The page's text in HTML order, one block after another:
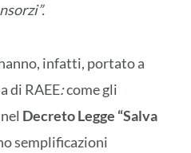
infatti, portato a
di RAEE:come gli
Decreto Legge “Salva
semplificazioni